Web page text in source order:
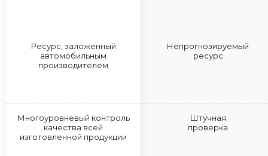
Ресурс, заложенный
автомобильным
производителем
Многоуровневый контроль
качества всей
изготовленной продукции
Непрогнозируемый
ресурс
Штучная
проверка